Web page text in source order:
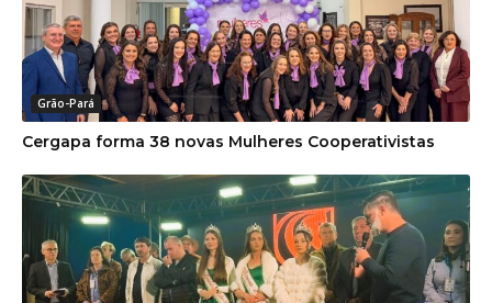
Grão-Pará
Cergapa forma 38 novas Mulheres Cooperativistas